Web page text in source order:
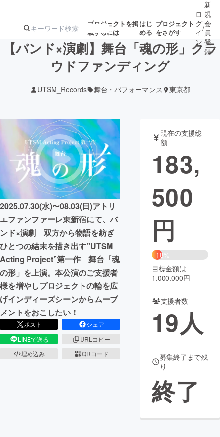
プロジェクトを掲
載するには
はじ
める
プロジェクト
をさがす
ターン
注目の新着プロ
ジェクト
募集終了が近いプ
ロジェクト
もうすぐ公開
されます
アート・写真 音楽
テクノロジー・ガジェット ゲーム・サ
映像・映画
ビジネス・起業
まちづくり・地域活性化
CAMPFIRE for Social Good
CAMPFIRE Creation
CAMPFIREふるさと納税machi-ya コミュニティ
ロ
グ
イ
ン
/
新
規
会
員
登
録
【バンド×演劇】舞台「魂の形」クラ
ウドファンディング
UTSM_Records 舞台・パフォーマンス 東京都
2025.07.30(水)〜08.03(日)アトリ
エファンファーレ東新宿にて、バ
ンド×演劇 双方から物語を紡ぎ
ひとつの結末を描き出す”UTSM
Acting Project”第一作 舞台「魂
の形」を上演。本公演のご支援者
様を増やしプロジェクトの輪を広
げインディーズシーンからムーブ
メントをおこしたい！
ポスト
シェア
LINEで送る
URLコピー
埋め込み
QRコード
現在の支援総
額
183,
500
円
18%
目標金額は
1,000,000円
支援者数
19人
募集終了まで残
り
終了